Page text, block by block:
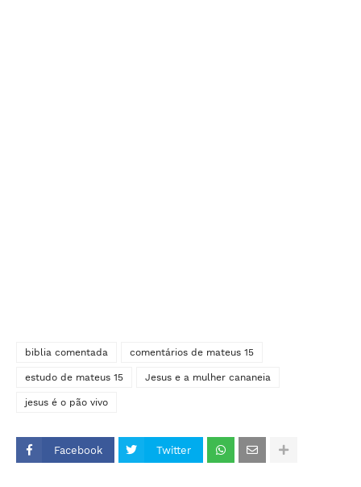
biblia comentada comentários de mateus 15
estudo de mateus 15 Jesus e a mulher cananeia
jesus é o pão vivo
Facebook Twitter